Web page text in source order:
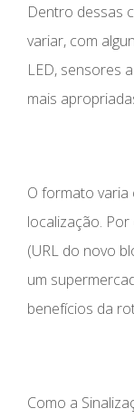
Dentro dessas
variar, com
LED, sensores
mais
O formato varia
localização. Por
(URL do novo
um
benefícios da
Como a